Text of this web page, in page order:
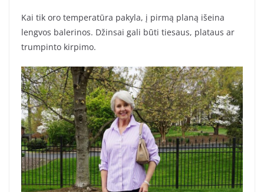
Kai tik oro temperatūra pakyla, į pirmą planą išeina
lengvos balerinos. Džinsai gali būti tiesaus, plataus ar
trumpinto kirpimo.